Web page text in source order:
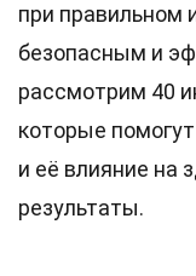
при правильном
безопасным и
рассмотрим 40
которые
и её влияние на
результаты.